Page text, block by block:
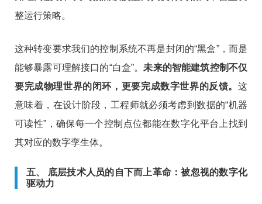
整运行策略。
这种转变要求我们的控制系统不再是封闭的“黑盒”，而是
能够暴露可理解接口的“白盒”。未来的智能建筑控制不仅
要完成物理世界的闭环，更要完成数字世界的反馈。 这
意味着，在设计阶段，工程师就必须考虑到数据的“机器
可读性”，确保每一个控制点位都能在数字化平台上找到
其对应的数字孪生体。
五、 底层技术人员的自下而上革命：被忽视的数字化
驱动力